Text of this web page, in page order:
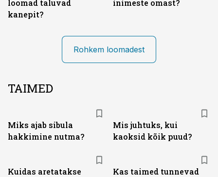
loomad taluvad
kanepit?
inimeste omast?
Rohkem loomadest
TAIMED
Miks ajab sibula
hakkimine nutma?
Mis juhtuks, kui
kaoksid kõik puud?
Kuidas aretatakse
Kas taimed tunnevad